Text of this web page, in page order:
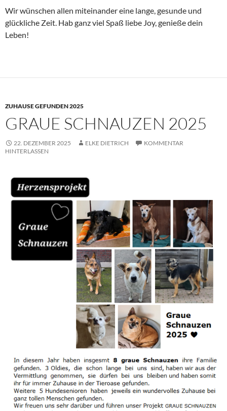
Wir wünschen allen miteinander eine lange, gesunde und
glückliche Zeit. Hab ganz viel Spaß liebe Joy, genieße dein
Leben!
ZUHAUSE GEFUNDEN 2025
GRAUE SCHNAUZEN 2025
22. DEZEMBER 2025 ELKE DIETRICH
KOMMENTAR
HINTERLASSEN